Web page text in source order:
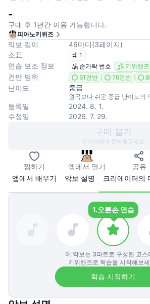
-
구매 후 1년간 이용 가능합니다.
피아노키위즈
악보 길이 46마디(3페이지)
조표
1
연습 보조 정보 손가락 번호 키위핸즈
건반 범위 61건반 76건반
난이도 중급
원곡보다 쉬운 중급 난이도의
등록일
2024. 8. 1.
수정일
2026. 7. 29.
구매 불가
관리자에게 문의해주세요
찜하기 앱에서 열기 공유
앱에서 배우기
악보 설명 크리에이터의
1.오른손 연습
이 악보는 3파트로 구성된 코스
키위핸즈로 학습을 시작해보
학습 시작하기